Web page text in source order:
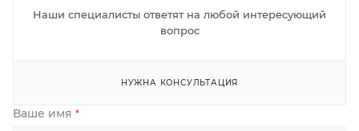
Наши специалисты ответят на любой интересующий
вопрос
НУЖНА КОНСУЛЬТАЦИЯ
Ваше имя *